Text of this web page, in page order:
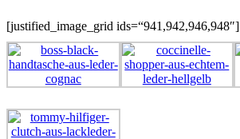
[justified_image_grid ids=“941,942,946,948″]